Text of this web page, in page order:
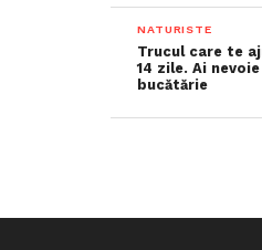
NATURISTE
Trucul care te
14 zile. Ai
bucătărie